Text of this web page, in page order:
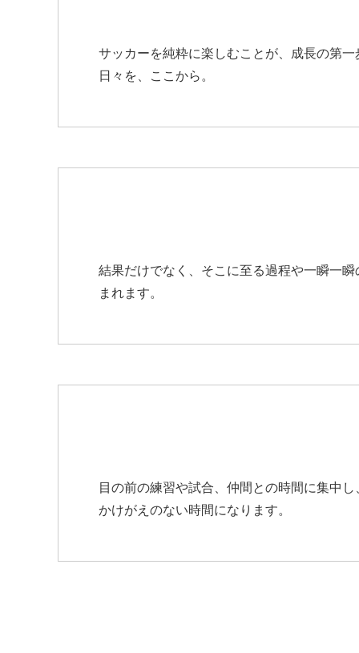
サッカーを純粋に楽しむことが、成長の第
日々を、ここから。
結果だけでなく、そこに至る過程や一瞬一
まれます。
目の前の練習や試合、仲間との時間に集中
かけがえのない時間になります。